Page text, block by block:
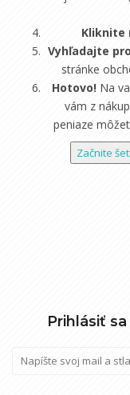
Kliknite
Vyhľadajte
stránke
Hotovo! Na
vám z
peniaze
Začnite
Prihlásiť